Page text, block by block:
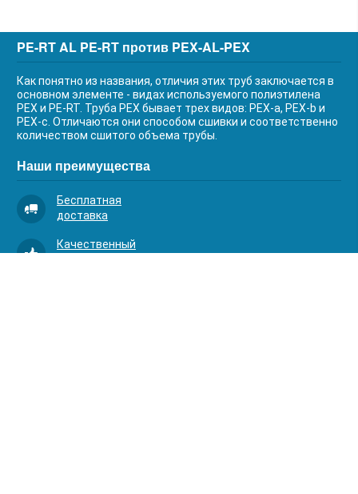
PE-RT AL PE-RT против PEX-AL-PEX
Как понятно из названия, отличия этих труб заключается в
основном элементе - видах используемого полиэтилена
PEX и PE-RT. Труба PEX бывает трех видов: PEX-a, PEX-b и
PEX-c. Отличаются они способом сшивки и соответственно
количеством сшитого объема трубы.
Наши преимущества
Бесплатная
доставка
Качественный